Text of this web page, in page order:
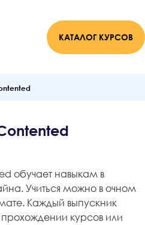
КАТАЛОГ КУРСОВ
обучает навыкам в
Учиться можно в очном
Каждый выпускник
курсов или